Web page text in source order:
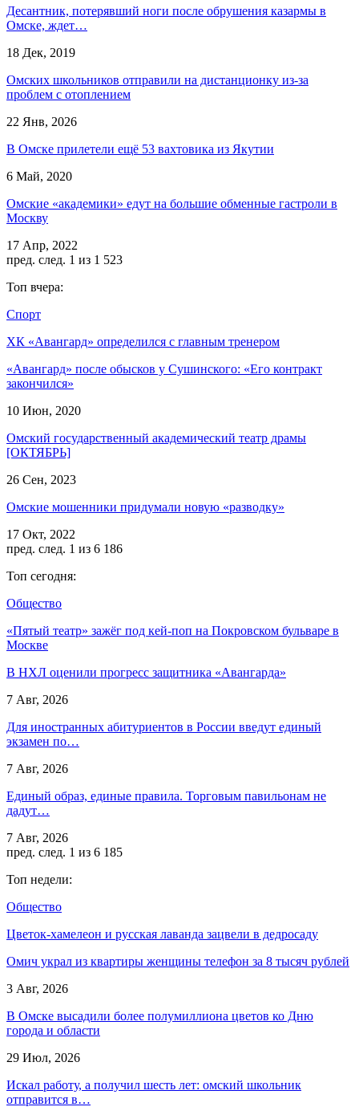
Десантник, потерявший ноги после обрушения казармы в
Омске, ждет…
18 Дек, 2019
Омских школьников отправили на дистанционку из-за
проблем с отоплением
22 Янв, 2026
В Омске прилетели ещё 53 вахтовика из Якутии
6 Май, 2020
Омские «академики» едут на большие обменные гастроли в
Москву
17 Апр, 2022
пред. след. 1 из 1 523
Топ вчера:
Спорт
ХК «Авангард» определился с главным тренером
«Авангард» после обысков у Сушинского: «Его контракт
закончился»
10 Июн, 2020
Омский государственный академический театр драмы
[ОКТЯБРЬ]
26 Сен, 2023
Омские мошенники придумали новую «разводку»
17 Окт, 2022
пред. след. 1 из 6 186
Топ сегодня:
Общество
«Пятый театр» зажёг под кей-поп на Покровском бульваре в
Москве
В НХЛ оценили прогресс защитника «Авангарда»
7 Авг, 2026
Для иностранных абитуриентов в России введут единый
экзамен по…
7 Авг, 2026
Единый образ, единые правила. Торговым павильонам не
дадут…
7 Авг, 2026
пред. след. 1 из 6 185
Топ недели:
Общество
Цветок-хамелеон и русская лаванда зацвели в дедросаду
Омич украл из квартиры женщины телефон за 8 тысяч рублей
3 Авг, 2026
В Омске высадили более полумиллиона цветов ко Дню
города и области
29 Июл, 2026
Искал работу, а получил шесть лет: омский школьник
отправится в…